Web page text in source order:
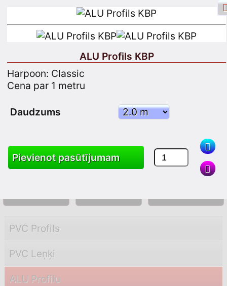
Facebook pieteikšanās
Reģistrējieties
Meklēt
PVC Profils
PVC Leņķi
ALU Profilu
ALU Profils KBP
Harpoon: Classic
Cena par 1 metru
Daudzums
Pievienot pasūtījumam